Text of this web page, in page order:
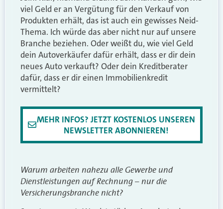
viel Geld er an Vergütung für den Verkauf von
Produkten erhält, das ist auch ein gewisses Neid-
Thema. Ich würde das aber nicht nur auf unsere
Branche beziehen. Oder weißt du, wie viel Geld
dein Autoverkäufer dafür erhält, dass er dir dein
neues Auto verkauft? Oder dein Kreditberater
dafür, dass er dir einen Immobilienkredit
vermittelt?
MEHR INFOS? JETZT KOSTENLOS UNSEREN
NEWSLETTER ABONNIEREN!
Warum arbeiten nahezu alle Gewerbe und
Dienstleistungen auf Rechnung – nur die
Versicherungsbranche nicht?